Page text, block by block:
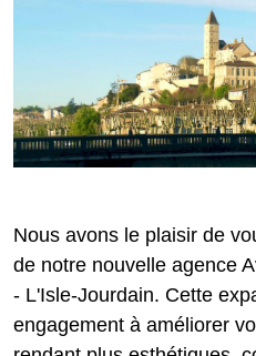
Nous avons le plaisir de
de notre nouvelle agence
- L'Isle-Jourdain. Cette
engagement à améliorer